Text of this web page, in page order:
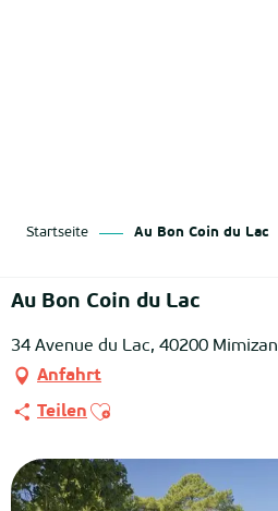
Startseite Au Bon Coin du Lac
Au Bon Coin du Lac
34 Avenue du Lac, 40200 Mimizan
Anfahrt
Teilen Ajouter aux favoris